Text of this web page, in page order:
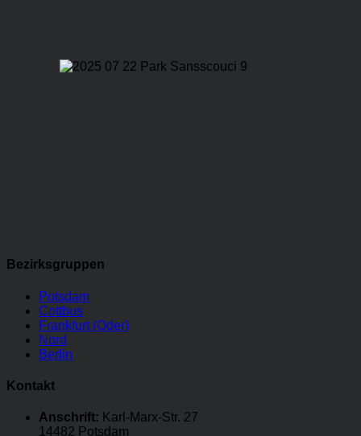
Bezirksgruppen
Potsdam
Cottbus
Frankfurt (Oder)
Nord
Berlin
Kontakt
Anschrift: Karl-Marx-Str. 27
14482 Potsdam